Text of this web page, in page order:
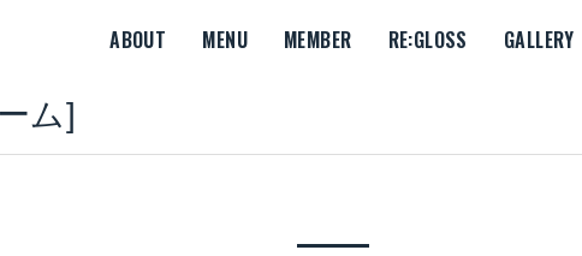
ABOUT MENU MEMBER RE:GLOSS GALLERY